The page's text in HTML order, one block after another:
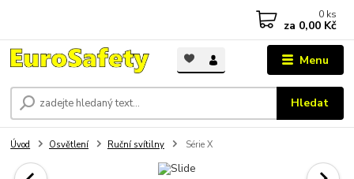
Menu
Hledat
0 ks
za 0,00 Kč
Úvod Osvětlení Ruční svítilny Série X